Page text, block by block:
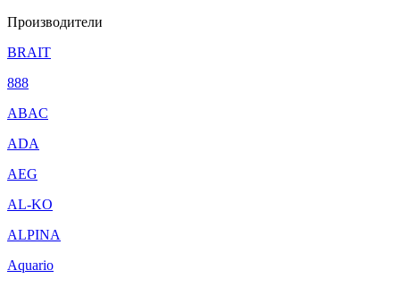
Производители
BRAIT
888
ABAC
ADA
AEG
AL-KO
ALPINA
Aquario